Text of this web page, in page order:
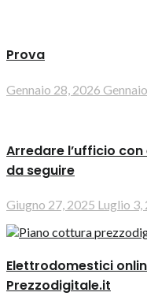
Prova
Gennaio 28, 2026
Arredare l’ufficio
da seguire
Giugno 27, 2025 Luglio 3,
Elettrodomestici
Prezzodigitale.it